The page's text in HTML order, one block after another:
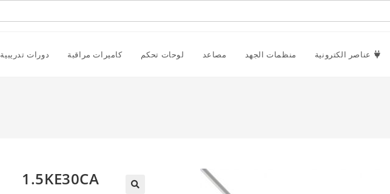
عناصر الكترونية منظمات الجهد مصاعد لوحات تحكم كاميرات مراقبة دورات تدريبية
1.5KE30CA